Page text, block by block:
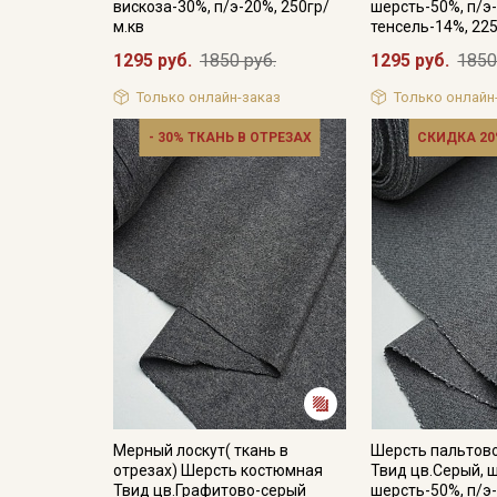
вискоза-30%, п/э-20%, 250гр/
м.кв
1295 руб. 1850 руб.
Только онлайн-заказ
шерсть-50%, п/
тенсель-14%,
1295 руб.
Только
- 30% ТКАНЬ В ОТРЕЗАХ
Мерный лоскут( ткань в
отрезах) Шерсть костюмная
Твид цв.Графитово-серый
СКИДКА
Шерсть
Твид цв.Серый,
шерсть-50%, п/